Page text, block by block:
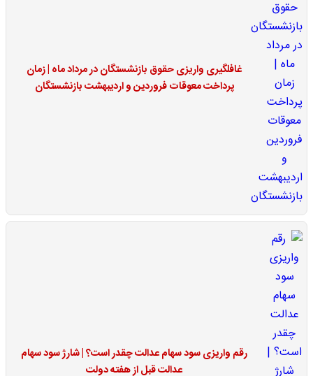
غافلگیری واریزی حقوق بازنشستگان در مرداد ماه | زمان
پرداخت معوقات فروردین و اردیبهشت بازنشستگان
رقم واریزی سود سهام عدالت چقدر است؟ | شارژ سود سهام
عدالت قبل از هفته دولت